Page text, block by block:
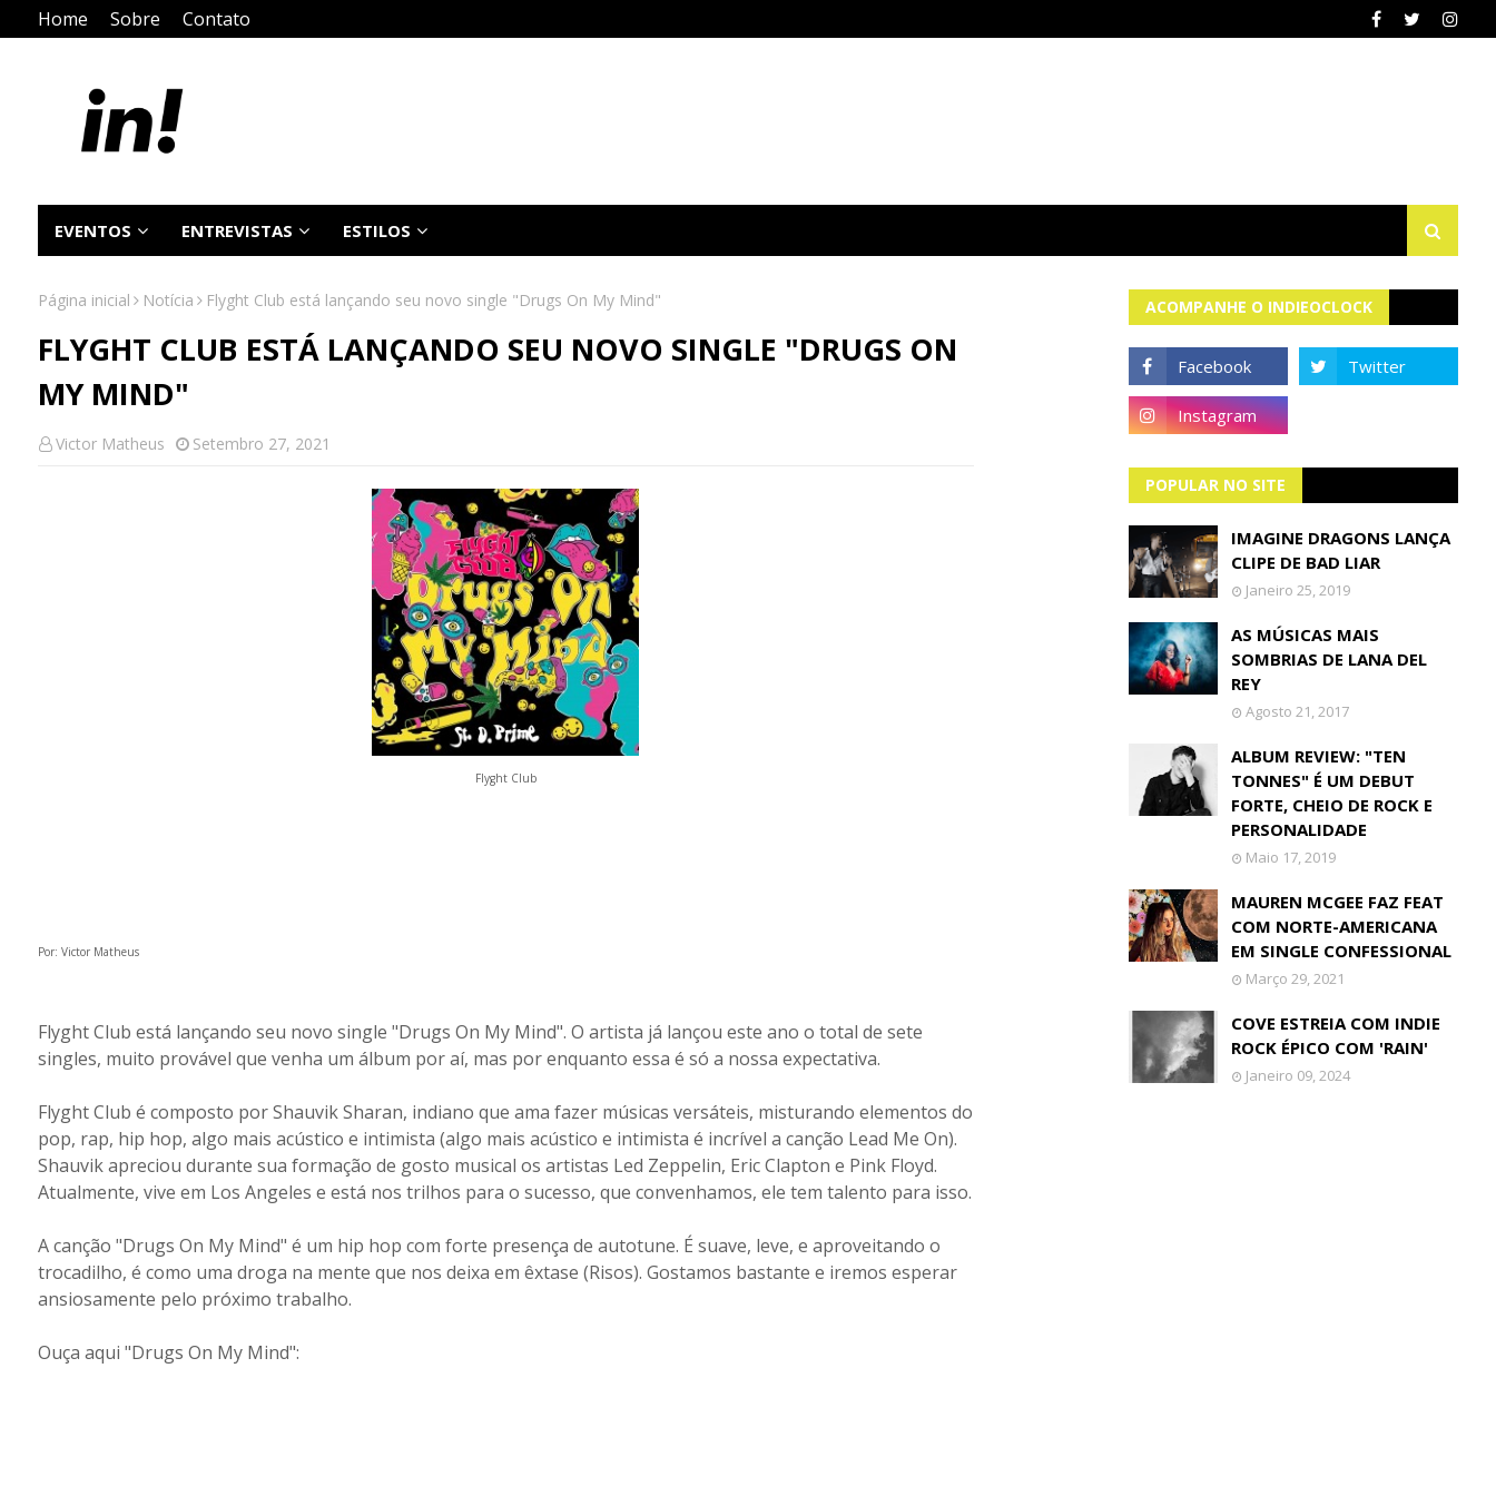
Home Sobre Contato
EVENTOS ENTREVISTAS ESTILOS
Página inicial Notícia Flyght Club está lançando seu novo single "Drugs On My Mind"
FLYGHT CLUB ESTÁ LANÇANDO SEU NOVO SINGLE "DRUGS ON
MY MIND"
Victor Matheus Setembro 27, 2021
Flyght Club
Por: Victor Matheus
Flyght Club está lançando seu novo single "Drugs On My Mind". O artista já lançou este ano o total de sete
singles, muito provável que venha um álbum por aí, mas por enquanto essa é só a nossa expectativa.
Flyght Club é composto por Shauvik Sharan, indiano que ama fazer músicas versáteis, misturando elementos do
pop, rap, hip hop, algo mais acústico e intimista (algo mais acústico e intimista é incrível a canção Lead Me On).
Shauvik apreciou durante sua formação de gosto musical os artistas Led Zeppelin, Eric Clapton e Pink Floyd.
Atualmente, vive em Los Angeles e está nos trilhos para o sucesso, que convenhamos, ele tem talento para isso.
A canção "Drugs On My Mind" é um hip hop com forte presença de autotune. É suave, leve, e aproveitando o
trocadilho, é como uma droga na mente que nos deixa em êxtase (Risos). Gostamos bastante e iremos esperar
ansiosamente pelo próximo trabalho.
Ouça aqui "Drugs On My Mind":
ACOMPANHE O INDIEOCLOCK
POPULAR NO SITE
IMAGINE DRAGONS LANÇA
CLIPE DE BAD LIAR
Janeiro 25, 2019
AS MÚSICAS MAIS
SOMBRIAS DE LANA DEL
REY
Agosto 21, 2017
ALBUM REVIEW: "TEN
TONNES" É UM DEBUT
FORTE, CHEIO DE ROCK E
PERSONALIDADE
Maio 17, 2019
MAUREN MCGEE FAZ FEAT
COM NORTE-AMERICANA
EM SINGLE CONFESSIONAL
Março 29, 2021
COVE ESTREIA COM INDIE
ROCK ÉPICO COM 'RAIN'
Janeiro 09, 2024